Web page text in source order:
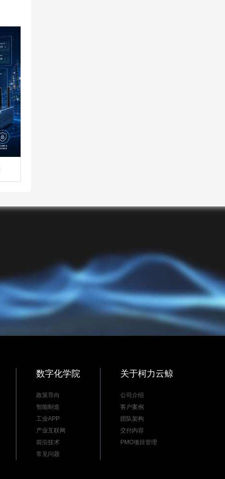
数字化学院
政策导向
智能制造
工业APP
产业互联网
前沿技术
常见问题
关于柯力云鲸
公司介绍
客户案例
团队架构
交付内容
PMO项目管理